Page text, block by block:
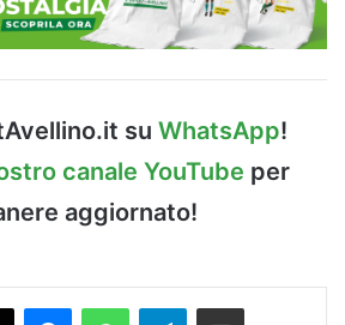
su WhatsApp!
canale YouTube per
aggiornato!
X MessengerWhatsAppTelegramCondividi via Email